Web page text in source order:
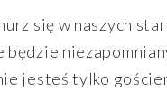
się w naszych
jesteś tylko